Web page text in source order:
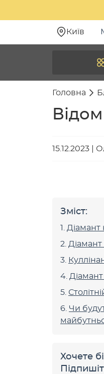
Київ
Головна
15.12.2023
Зміст:
Діамант
Діамант
Діамант
Чи
Хочете